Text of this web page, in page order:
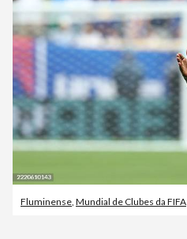
Fluminense, Mundial de Clubes da FIFA